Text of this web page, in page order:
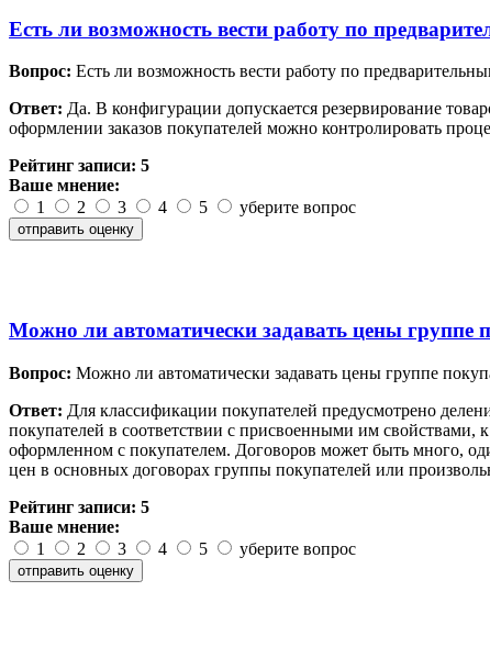
Есть ли возможность вести работу по
Вопрос: Есть ли возможность вести работу по
Ответ: Да. В конфигурации допускается резервирование
оформлении заказов покупателей можно контролировать
Рейтинг записи: 5
Ваше мнение:
1
2 3 4 5 уберите вопрос
Можно ли автоматически задавать цены группе
Вопрос: Можно ли автоматически задавать цены группе
Ответ: Для классификации покупателей предусмотрено
покупателей в соответствии с присвоенными им свойствами,
оформленном с покупателем. Договоров может быть много,
цен в основных договорах группы покупателей или
Рейтинг записи: 5
Ваше мнение:
1
2 3 4 5 уберите вопрос